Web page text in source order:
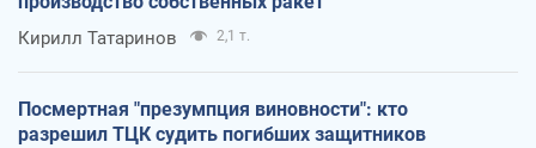
Кирилл Татаринов 2,1 т.
Посмертная "презумпция виновности": кто
разрешил ТЦК судить погибших защитников